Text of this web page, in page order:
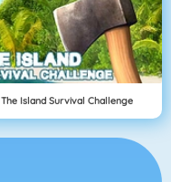
The Island Survival Challenge